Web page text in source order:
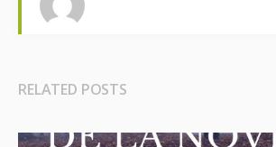
RELATED POSTS